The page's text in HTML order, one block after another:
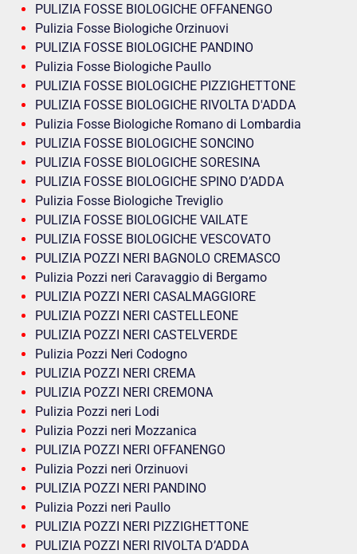
PULIZIA FOSSE BIOLOGICHE OFFANENGO
Pulizia Fosse Biologiche Orzinuovi
PULIZIA FOSSE BIOLOGICHE PANDINO
Pulizia Fosse Biologiche Paullo
PULIZIA FOSSE BIOLOGICHE PIZZIGHETTONE
PULIZIA FOSSE BIOLOGICHE RIVOLTA D'ADDA
Pulizia Fosse Biologiche Romano di Lombardia
PULIZIA FOSSE BIOLOGICHE SONCINO
PULIZIA FOSSE BIOLOGICHE SORESINA
PULIZIA FOSSE BIOLOGICHE SPINO D’ADDA
Pulizia Fosse Biologiche Treviglio
PULIZIA FOSSE BIOLOGICHE VAILATE
PULIZIA FOSSE BIOLOGICHE VESCOVATO
PULIZIA POZZI NERI BAGNOLO CREMASCO
Pulizia Pozzi neri Caravaggio di Bergamo
PULIZIA POZZI NERI CASALMAGGIORE
PULIZIA POZZI NERI CASTELLEONE
PULIZIA POZZI NERI CASTELVERDE
Pulizia Pozzi Neri Codogno
PULIZIA POZZI NERI CREMA
PULIZIA POZZI NERI CREMONA
Pulizia Pozzi neri Lodi
Pulizia Pozzi neri Mozzanica
PULIZIA POZZI NERI OFFANENGO
Pulizia Pozzi neri Orzinuovi
PULIZIA POZZI NERI PANDINO
Pulizia Pozzi neri Paullo
PULIZIA POZZI NERI PIZZIGHETTONE
PULIZIA POZZI NERI RIVOLTA D’ADDA